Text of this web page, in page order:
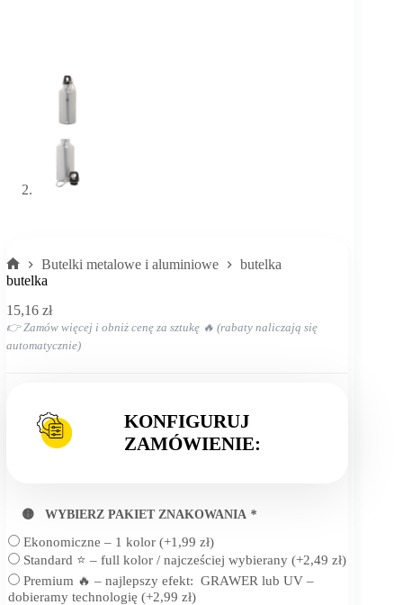
Strona
Butelki metalowe i aluminiowe
butelka
butelka
15,16 zł
👉 Zamów więcej i obniż cenę za sztukę 🔥 (rabaty naliczają się
automatycznie)
KONFIGURUJ
ZAMÓWIENIE:
🟡 WYBIERZ PAKIET ZNAKOWANIA *
Ekonomiczne – 1 kolor (+1,99 zł)
Standard ⭐ – full kolor / najcześciej wybierany (+2,49 zł)
Premium 🔥 – najlepszy efekt: GRAWER lub UV –
dobieramy technologię (+2,99 zł)